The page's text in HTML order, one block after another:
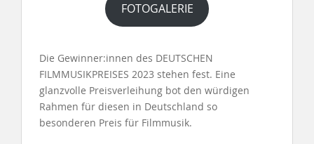
FOTOGALERIE
Die Gewinner:innen des DEUTSCHEN
FILMMUSIKPREISES 2023 stehen fest. Eine
glanzvolle Preisverleihung bot den würdigen
Rahmen für diesen in Deutschland so
besonderen Preis für Filmmusik.